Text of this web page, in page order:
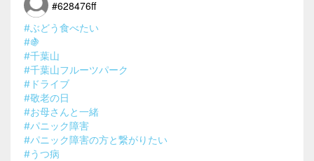
#628476ff
#ぶどう食べたい
#🍇
#千葉山
#千葉山フルーツパーク
#ドライブ
#敬老の日
#お母さんと一緒
#パニック障害
#パニック障害の方と繋がりたい
#うつ病